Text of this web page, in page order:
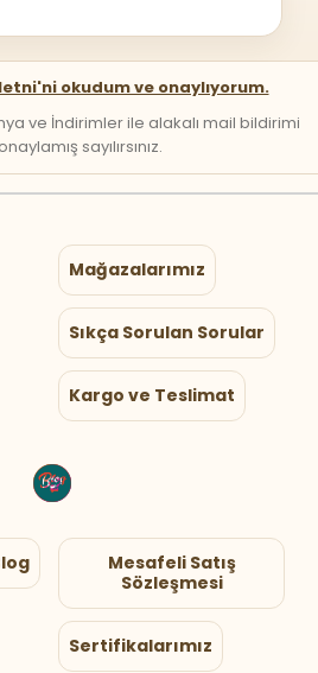
okudum ve onaylıyorum.
ve İndirimler ile alakalı mail bildirimi
sayılırsınız.
Mağazalarımız
Sıkça Sorulan Sorular
Kargo ve Teslimat
Mesafeli Satış
Sözleşmesi
Sertifikalarımız